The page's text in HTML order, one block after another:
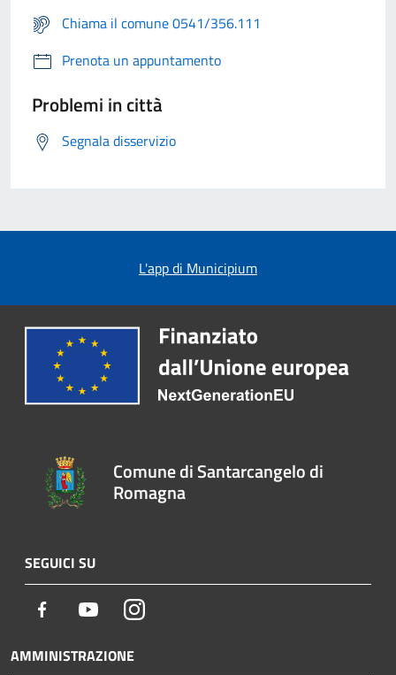
Chiama il comune 0541/356.111
Prenota un appuntamento
Problemi in città
Segnala disservizio
L'app di Municipium
Comune di Santarcangelo di
Romagna
SEGUICI SU
Facebook YoutubeInstagram
AMMINISTRAZIONE